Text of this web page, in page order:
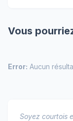
Vous
Error: Aucun
Soyez courtois